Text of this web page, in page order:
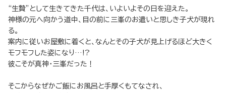
“生贄”として生きてきた千代は、いよいよその日を迎えた。
神様の元へ向かう道中、目の前に三峯のお遣いと思しき子犬が現れ
る。
案内に従いお屋敷に着くと、なんとその子犬が見上げるほど大きく
モフモフした姿になり…!?
彼こそが真神・三峯だった！
そこからなぜかご飯にお風呂と手厚くもてなされ、